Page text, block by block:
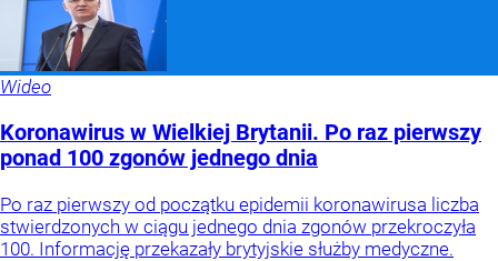
Wideo
Koronawirus w Wielkiej Brytanii. Po raz pierwszy
ponad 100 zgonów jednego dnia
Po raz pierwszy od początku epidemii koronawirusa liczba
stwierdzonych w ciągu jednego dnia zgonów przekroczyła
100. Informację przekazały brytyjskie służby medyczne.